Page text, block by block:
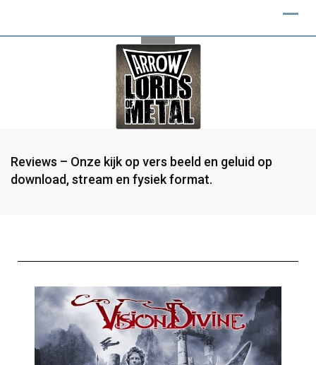
Reviews – Onze kijk op vers beeld en geluid op
download, stream en fysiek format.